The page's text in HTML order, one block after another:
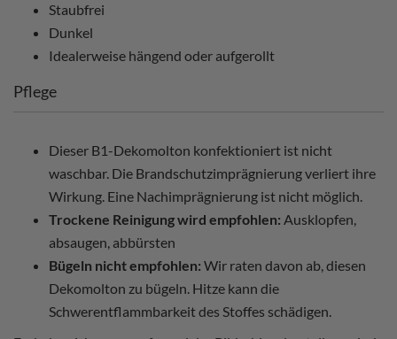
Staubfrei
Dunkel
Idealerweise hängend oder aufgerollt
Pflege
Dieser B1-Dekomolton konfektioniert ist nicht
waschbar. Die Brandschutzimprägnierung verliert ihre
Wirkung. Eine Nachimprägnierung ist nicht möglich.
Trockene Reinigung wird empfohlen: Ausklopfen,
absaugen, abbürsten
Bügeln nicht empfohlen: Wir raten davon ab, diesen
Dekomolton zu bügeln. Hitze kann die
Schwerentflammbarkeit des Stoffes schädigen.